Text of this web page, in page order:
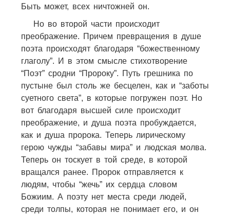
Быть может, всех ничтожней он.
Но во второй части происходит
преображение. Причем превращения в душе
поэта происходят благодаря “божественному
глаголу”. И в этом смысле стихотворение
“Поэт” сродни “Пророку”. Путь грешника по
пустыне был столь же бесцелен, как и “заботы
суетного света”, в которые погружен поэт. Но
вот благодаря высшей силе происходит
преображение, и душа поэта пробуждается,
как и душа пророка. Теперь лирическому
герою чужды “забавы мира” и людская молва.
Теперь он тоскует в той среде, в которой
вращался ранее. Пророк отправляется к
людям, чтобы “жечь” их сердца словом
Божиим. А поэту нет места среди людей,
среди толпы, которая не понимает его, и он